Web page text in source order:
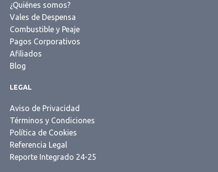
¿Quiénes somos?
Vales de Despensa
Combustible y Peaje
Pagos Corporativos
Afiliados
Blog
LEGAL
Aviso de Privacidad
Términos y Condiciones
Política de Cookies
Referencia Legal
Reporte Integrado 24-25